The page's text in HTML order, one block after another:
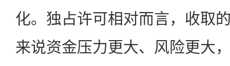
化。独占许可相对而言，收取
来说资金压力更大、风险更大